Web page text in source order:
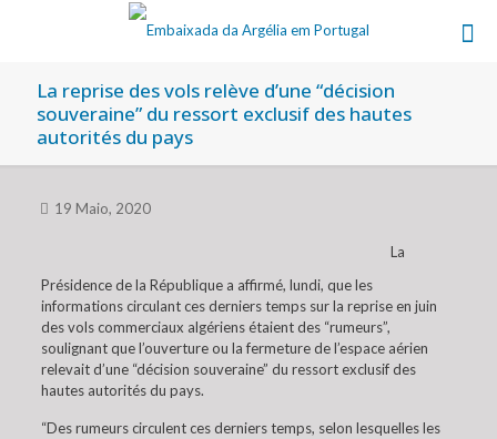
La reprise des vols relève d’une “décision
souveraine” du ressort exclusif des hautes
autorités du pays
19 Maio, 2020
La
Présidence de la République a affirmé, lundi, que les
informations circulant ces derniers temps sur la reprise en juin
des vols commerciaux algériens étaient des “rumeurs”,
soulignant que l’ouverture ou la fermeture de l’espace aérien
relevait d’une “décision souveraine” du ressort exclusif des
hautes autorités du pays.
“Des rumeurs circulent ces derniers temps, selon lesquelles les